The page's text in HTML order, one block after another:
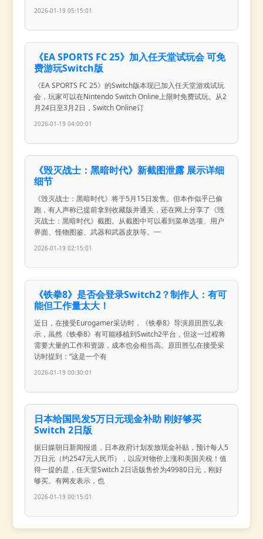
2026-01-19 05:15:01
《EA SPORTS FC 25》加入任天堂试玩会 可免
费游玩Switch版
《EA SPORTS FC 25》的Switch版本现已加入任天堂游戏试玩
会，玩家可以在Nintendo Switch Online上限时免费试玩。从2
月24日至3月2日，Switch Online订
2026-01-19 04:00:01
《毁灭战士：黑暗时代》新截图泄露 展示详细
细节
《毁灭战士：黑暗时代》将于5月15日发售。但本作似乎已偷
跑，有人声称已提前拿到收藏版并通关，还在网上分享了《毁
灭战士：黑暗时代》截图。从截图中可以看到菜单选项、用户
界面、怪物图鉴、武器和武器皮肤等。一
2026-01-19 02:15:01
《铁拳8》是否会登录Switch2？制作人：有可
能但工作量太大！
近日，在接受Eurogamer采访时，《铁拳8》导演原田胜弘表
示，虽然《铁拳8》有可能移植到Switch2平台，但这一过程将
需要大量的工作和资源，成本也会相当高。原田胜弘在接受采
访时提到：“这是一个有
2026-01-19 00:30:01
日本给国民发5万日元现金补助 刚好够买
Switch 2日版
据日媒朝日新闻报道，日本政府计划发放现金补贴，预计每人5
万日元（约2547元人民币），以应对物价上涨和美国关税！值
得一提的是，任天堂Switch 2日语版售价为49980日元，刚好
够买。有网友表示，也
2026-01-19 00:15:01